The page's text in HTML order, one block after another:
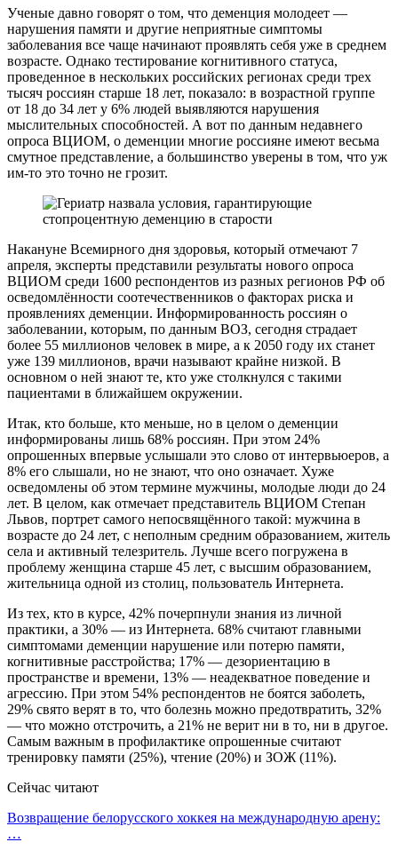
Ученые давно говорят о том, что деменция молодеет —
нарушения памяти и другие неприятные симптомы
заболевания все чаще начинают проявлять себя уже в среднем
возрасте. Однако тестирование когнитивного статуса,
проведенное в нескольких российских регионах среди трех
тысяч россиян старше 18 лет, показало: в возрастной группе
от 18 до 34 лет у 6% людей выявляются нарушения
мыслительных способностей. А вот по данным недавнего
опроса ВЦИОМ, о деменции многие россияне имеют весьма
смутное представление, а большинство уверены в том, что уж
им-то это точно не грозит.
Накануне Всемирного дня здоровья, который отмечают 7
апреля, эксперты представили результаты нового опроса
ВЦИОМ среди 1600 респондентов из разных регионов РФ об
осведомлённости соотечественников о факторах риска и
проявлениях деменции. Информированность россиян о
заболевании, которым, по данным ВОЗ, сегодня страдает
более 55 миллионов человек в мире, а к 2050 году их станет
уже 139 миллионов, врачи называют крайне низкой. В
основном о ней знают те, кто уже столкнулся с такими
пациентами в ближайшем окружении.
Итак, кто больше, кто меньше, но в целом о деменции
информированы лишь 68% россиян. При этом 24%
опрошенных впервые услышали это слово от интервьюеров, а
8% его слышали, но не знают, что оно означает. Хуже
осведомлены об этом термине мужчины, молодые люди до 24
лет. В целом, как отмечает представитель ВЦИОМ Степан
Львов, портрет самого непосвящённого такой: мужчина в
возрасте до 24 лет, с неполным средним образованием, житель
села и активный телезритель. Лучше всего погружена в
проблему женщина старше 45 лет, с высшим образованием,
жительница одной из столиц, пользователь Интернета.
Из тех, кто в курсе, 42% почерпнули знания из личной
практики, а 30% — из Интернета. 68% считают главными
симптомами деменции нарушение или потерю памяти,
когнитивные расстройства; 17% — дезориентацию в
пространстве и времени, 13% — неадекватное поведение и
агрессию. При этом 54% респондентов не боятся заболеть,
29% свято верят в то, что болезнь можно предотвратить, 32%
— что можно отстрочить, а 21% не верит ни в то, ни в другое.
Самым важным в профилактике опрошенные считают
тренировку памяти (25%), чтение (20%) и ЗОЖ (11%).
Сейчас читают
Возвращение белорусского хоккея на международную арену:
…